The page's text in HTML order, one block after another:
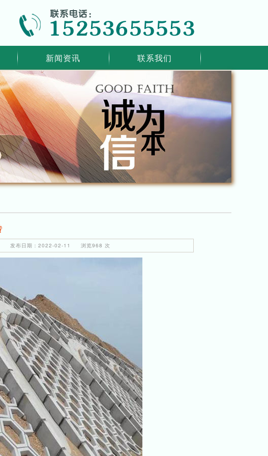
新闻资讯 联系我们
布日期：2022-02-11 浏览968 次